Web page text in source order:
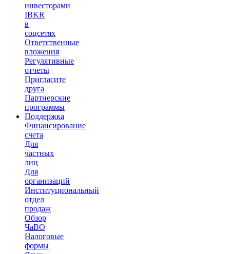
инвесторами
IBKR
в
соцсетях
Ответственные
вложения
Регулятивные
отчеты
Пригласите
друга
Партнерские
программы
Поддержка
Финансирование
счета
Для
частных
лиц
Для
организаций
Институциональный
отдел
продаж
Обзор
ЧаВО
Налоговые
формы